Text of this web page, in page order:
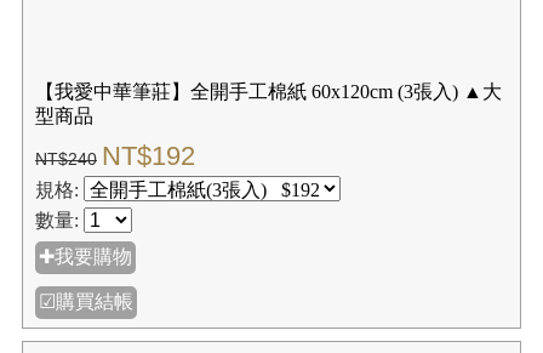
每格8x8cm
NT$120
規格:
數量:
✚我要購物
☑購買結帳